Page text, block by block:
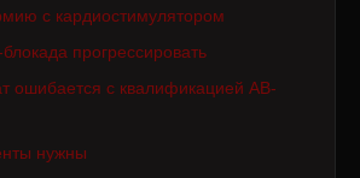
с кардиостимулятором
прогрессировать
ошибается с квалификацией АВ-
нужны